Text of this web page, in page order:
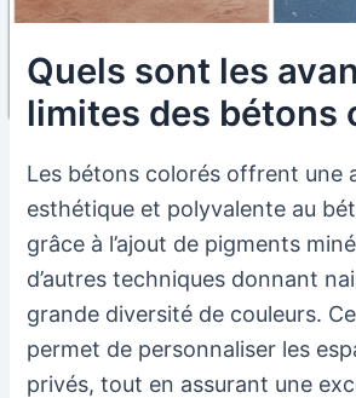
Quels sont les
limites des bétons
Les bétons colorés offrent une
esthétique et polyvalente au
grâce à l’ajout de pigments
d’autres techniques donnant
grande diversité de couleurs.
permet de personnaliser les
privés, tout en assurant une